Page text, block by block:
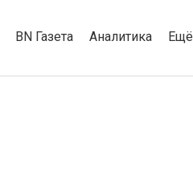
BN Газета Аналитика Ещё